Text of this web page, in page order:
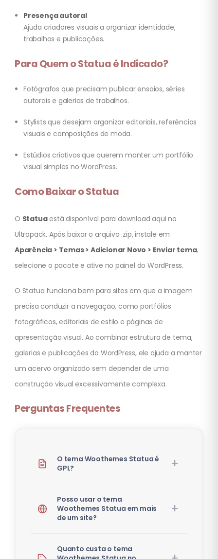
Presença autoral
Ajuda criadores visuais a organizar identidade,
trabalhos e publicações.
Para Quem o Statua é Indicado?
Fotógrafos que precisam publicar ensaios, séries
autorais e galerias de trabalhos.
Stylists que desejam organizar editoriais, referências
visuais e composições de moda.
Estúdios criativos que querem manter um portfólio
visual simples no WordPress.
Como Baixar o Statua
O Statuaestá disponível para download aqui no
Ultrapack. Após baixar o arquivo .zip, instale em
Aparência > Temas > Adicionar Novo > Enviar tema,
selecione o pacote e ative no painel do WordPress.
O Statua funciona bem para sites em que a imagem
precisa conduzir a navegação, como portfólios
fotográficos, editoriais de estilo e páginas de
apresentação visual. Ao combinar estrutura de tema,
galerias e publicações do WordPress, ele ajuda a manter
um acervo organizado sem depender de uma
construção visual excessivamente complexa.
Perguntas Frequentes
O tema Woothemes Statua é
GPL?
Posso usar o tema
Woothemes Statua em mais
de um site?
Quanto custa o tema